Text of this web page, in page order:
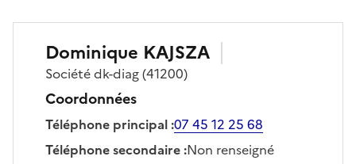
Dominique KAJSZA
Sociétédk-diag(41200)
Coordonnées
Téléphone principal:07 45 12 25 68
Téléphone secondaire:Non renseigné